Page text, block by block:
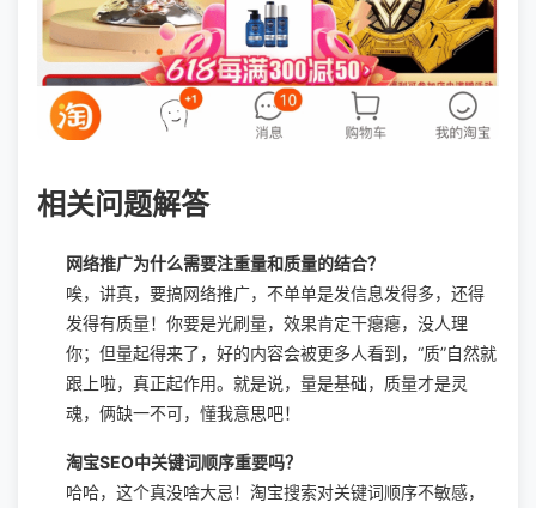
相关问题解答
网络推广为什么需要注重量和质量的结合？
唉，讲真，要搞网络推广，不单单是发信息发得多，还得
发得有质量！你要是光刷量，效果肯定干瘪瘪，没人理
你；但量起得来了，好的内容会被更多人看到，“质”自然就
跟上啦，真正起作用。就是说，量是基础，质量才是灵
魂，俩缺一不可，懂我意思吧！
淘宝SEO中关键词顺序重要吗？
哈哈，这个真没啥大忌！淘宝搜索对关键词顺序不敏感，